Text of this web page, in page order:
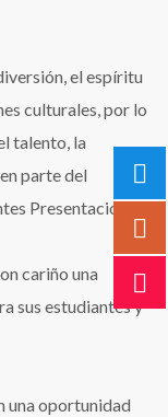
el espíritu
culturales, por lo
talento, la
parte del
Presentación
cariño una
sus estudiantes y
una oportunidad